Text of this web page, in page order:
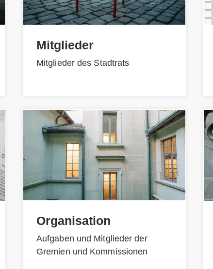
Mitglieder
Mitglieder des Stadtrats
Organisation
Aufgaben und Mitglieder der
Gremien und Kommissionen